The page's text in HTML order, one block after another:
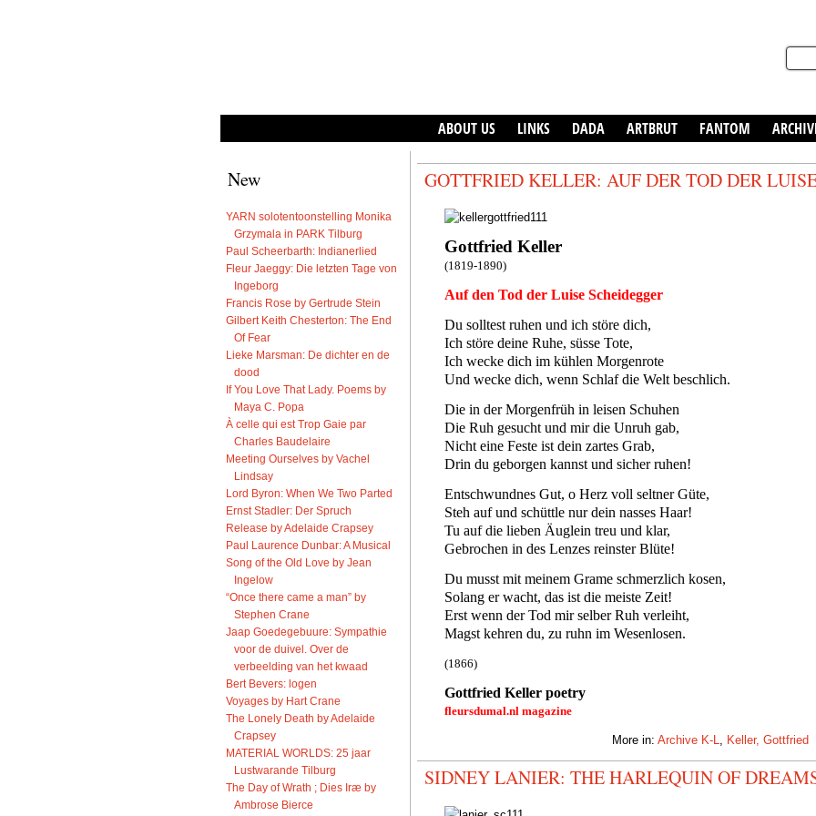
ABOUT US LINKS DADA ARTBRUT FANTOM
New
YARN solotentoonstelling Monika
Grzymala in PARK Tilburg
Paul Scheerbarth: Indianerlied
Fleur Jaeggy: Die letzten Tage von
Ingeborg
Francis Rose by Gertrude Stein
Gilbert Keith Chesterton: The End
Of Fear
Lieke Marsman: De dichter en de
dood
If You Love That Lady. Poems by
Maya C. Popa
À celle qui est Trop Gaie par
Charles Baudelaire
Meeting Ourselves by Vachel
Lindsay
Lord Byron: When We Two Parted
Ernst Stadler: Der Spruch
Release by Adelaide Crapsey
Paul Laurence Dunbar: A Musical
Song of the Old Love by Jean
Ingelow
“Once there came a man” by
Stephen Crane
Jaap Goedegebuure: Sympathie
voor de duivel. Over de
verbeelding van het kwaad
Bert Bevers: logen
Voyages by Hart Crane
The Lonely Death by Adelaide
Crapsey
MATERIAL WORLDS: 25 jaar
Lustwarande Tilburg
The Day of Wrath ; Dies Iræ by
Ambrose Bierce
GOTTFRIED KELLER: AUF DER TOD DER
Gottfried Keller
(1819-1890)
Auf den Tod der Luise Scheidegger
Du solltest ruhen und ich störe dich,
Ich störe deine Ruhe, süsse Tote,
Ich wecke dich im kühlen Morgenrote
Und wecke dich, wenn Schlaf die Welt beschlich.
Die in der Morgenfrüh in leisen Schuhen
Die Ruh gesucht und mir die Unruh gab,
Nicht eine Feste ist dein zartes Grab,
Drin du geborgen kannst und sicher ruhen!
Entschwundnes Gut, o Herz voll seltner Güte,
Steh auf und schüttle nur dein nasses Haar!
Tu auf die lieben Äuglein treu und klar,
Gebrochen in des Lenzes reinster Blüte!
Du musst mit meinem Grame schmerzlich kosen,
Solang er wacht, das ist die meiste Zeit!
Erst wenn der Tod mir selber Ruh verleiht,
Magst kehren du, zu ruhn im Wesenlosen.
(1866)
Gottfried Keller poetry
fleursdumal.nl magazine
More in: Archive K-L Keller, Gottfried
SIDNEY LANIER: THE HARLEQUIN OF